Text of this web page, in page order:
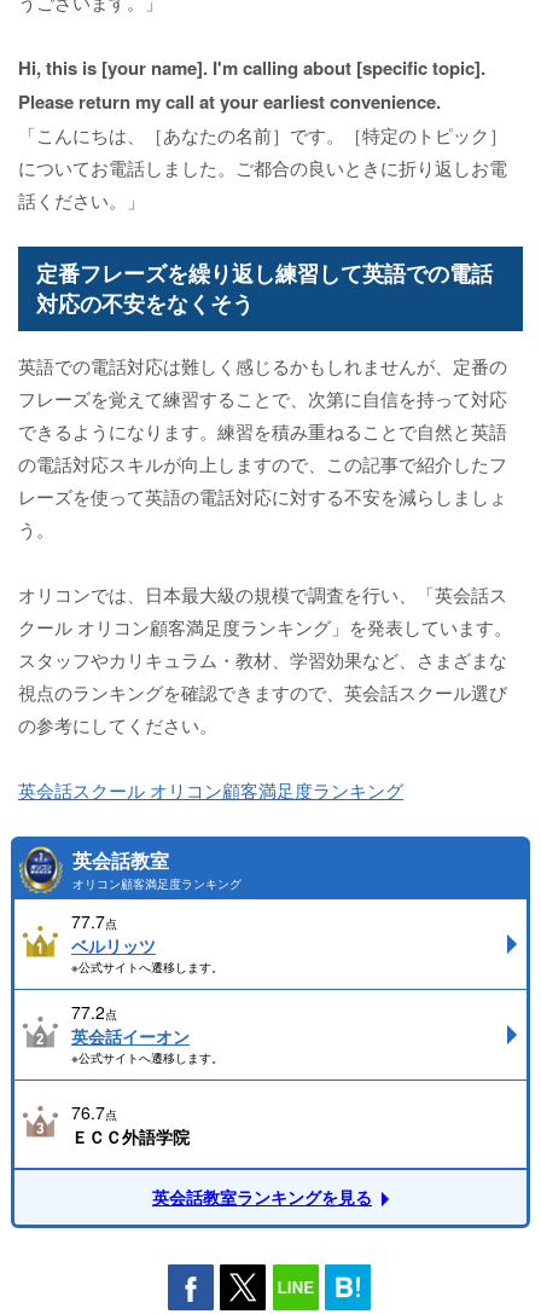
Hi, this is [your name]. I'm calling about [specific topic].
Please return my call at your earliest convenience.
「こんにちは、［あなたの名前］です。［特定のトピック］
についてお電話しました。ご都合の良いときに折り返しお電
話ください。」
定番フレーズを繰り返し練習して英語での電話
対応の不安をなくそう
英語での電話対応は難しく感じるかもしれませんが、定番の
フレーズを覚えて練習することで、次第に自信を持って対応
できるようになります。練習を積み重ねることで自然と英語
の電話対応スキルが向上しますので、この記事で紹介したフ
レーズを使って英語の電話対応に対する不安を減らしましょ
う。
オリコンでは、日本最大級の規模で調査を行い、「英会話ス
クール オリコン顧客満足度ランキング」を発表しています。
スタッフやカリキュラム・教材、学習効果など、さまざまな
視点のランキングを確認できますので、英会話スクール選び
の参考にしてください。
英会話スクール オリコン顧客満足度ランキング
英会話教室
オリコン顧客満足度ランキング
77.7点
ベルリッツ
※公式サイトへ遷移します。
77.2点
英会話イーオン
※公式サイトへ遷移します。
76.7点
ＥＣＣ外語学院
英会話教室ランキングを見る